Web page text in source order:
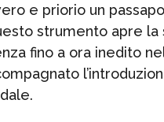
e priorio un
strumento apre la
fino a ora inedito